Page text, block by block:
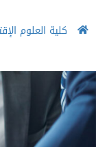
كلية العلوم